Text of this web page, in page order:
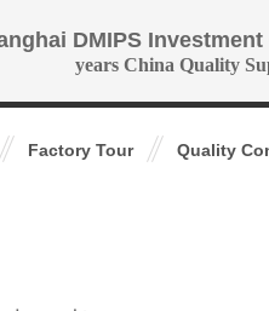
DMIPS Investment
Factory Tour Quality